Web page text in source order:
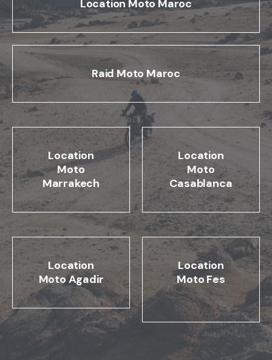
Location Moto Maroc
Raid Moto Maroc
Location
Moto
Marrakech
Location
Moto
Casablanca
Location
Moto Agadir
Location
Moto Fes